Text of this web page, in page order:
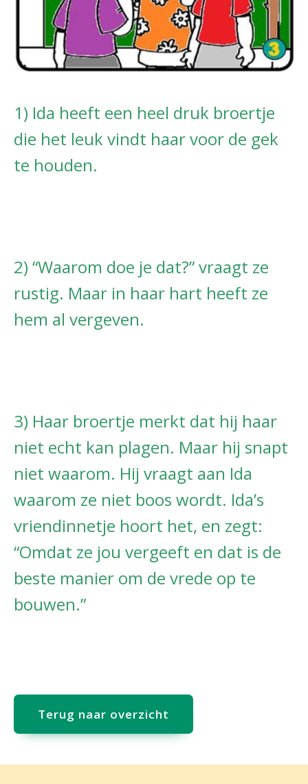
1) Ida heeft een heel druk broertje
die het leuk vindt haar voor de gek
te houden.
2) “Waarom doe je dat?” vraagt ze
rustig. Maar in haar hart heeft ze
hem al vergeven.
3) Haar broertje merkt dat hij haar
niet echt kan plagen. Maar hij snapt
niet waarom. Hij vraagt aan Ida
waarom ze niet boos wordt. Ida’s
vriendinnetje hoort het, en zegt:
“Omdat ze jou vergeeft en dat is de
beste manier om de vrede op te
bouwen.”
Terug naar overzicht